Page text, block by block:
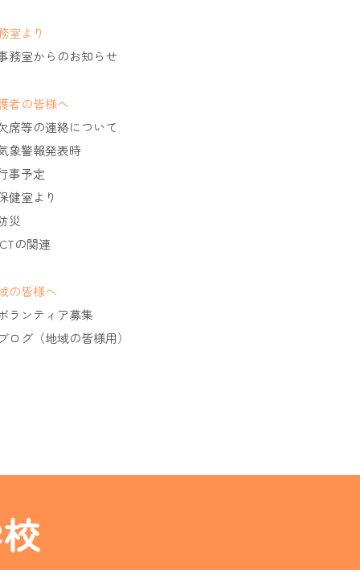
室より
務室からのお知らせ
者の皆様へ
席等の連絡について
象警報発表時
事予定
健室より
災
の関連
の皆様へ
ランティア募集
ブログ（地域の皆様用）